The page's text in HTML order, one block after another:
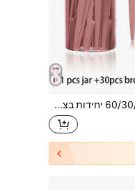
סט 60/30/12/6/3/1 יחידות בצבע קפה, סכין וגילוח לגזירת גבות, כלי טיפוח לפילינג, מכשיר להסרת שיער גוף וסט פנים, עם להב בידית ארוכה ומכסה הגנה מדויק, כלי לגזירת גבות לנשים, מתאים לשימוש יומיומי או לנסיעות, במחיר משתלם, יכול לשמש כמתנה לחג המולד, קוסמטיקה, כלי איפור, מוצרים משתלמים, מתנות, מתנות לנשים, מתנות לחג המולד